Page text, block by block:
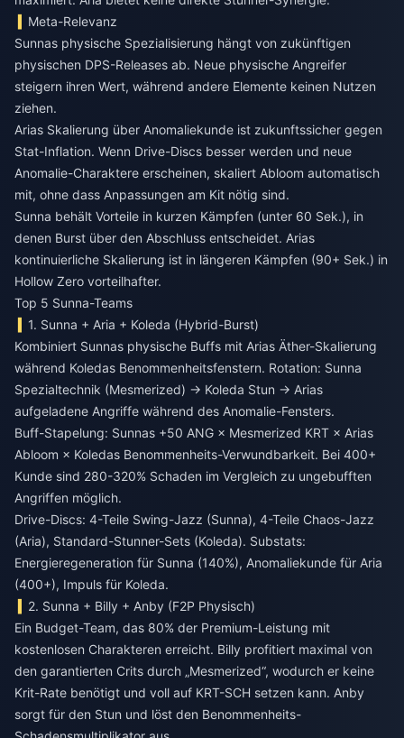
Meta-Relevanz
Sunnas physische Spezialisierung hängt von zukünftigen
physischen DPS-Releases ab. Neue physische Angreifer
steigern ihren Wert, während andere Elemente keinen Nutzen
ziehen.
Arias Skalierung über Anomaliekunde ist zukunftssicher gegen
Stat-Inflation. Wenn Drive-Discs besser werden und neue
Anomalie-Charaktere erscheinen, skaliert Abloom automatisch
mit, ohne dass Anpassungen am Kit nötig sind.
Sunna behält Vorteile in kurzen Kämpfen (unter 60 Sek.), in
denen Burst über den Abschluss entscheidet. Arias
kontinuierliche Skalierung ist in längeren Kämpfen (90+ Sek.) in
Hollow Zero vorteilhafter.
Top 5 Sunna-Teams
1. Sunna + Aria + Koleda (Hybrid-Burst)
Kombiniert Sunnas physische Buffs mit Arias Äther-Skalierung
während Koledas Benommenheitsfenstern. Rotation: Sunna
Spezialtechnik (Mesmerized) → Koleda Stun → Arias
aufgeladene Angriffe während des Anomalie-Fensters.
Buff-Stapelung: Sunnas +50 ANG × Mesmerized KRT × Arias
Abloom × Koledas Benommenheits-Verwundbarkeit. Bei 400+
Kunde sind 280-320% Schaden im Vergleich zu ungebufften
Angriffen möglich.
Drive-Discs: 4-Teile Swing-Jazz (Sunna), 4-Teile Chaos-Jazz
(Aria), Standard-Stunner-Sets (Koleda). Substats:
Energieregeneration für Sunna (140%), Anomaliekunde für Aria
(400+), Impuls für Koleda.
2. Sunna + Billy + Anby (F2P Physisch)
Ein Budget-Team, das 80% der Premium-Leistung mit
kostenlosen Charakteren erreicht. Billy profitiert maximal von
den garantierten Crits durch „Mesmerized“, wodurch er keine
Krit-Rate benötigt und voll auf KRT-SCH setzen kann. Anby
sorgt für den Stun und löst den Benommenheits-